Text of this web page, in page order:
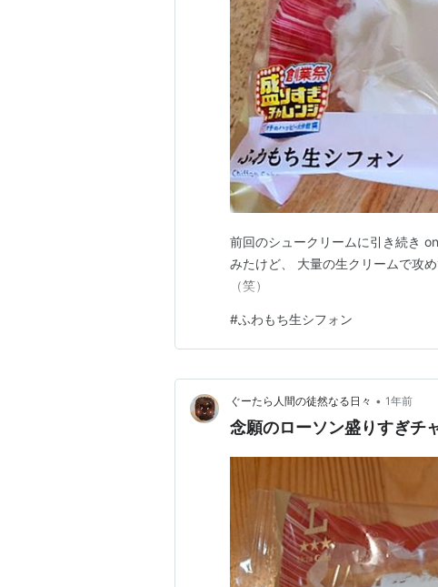
前回のシュークリームに引き続き
みたけど、 大量の生クリームで攻
（笑）
#ふわもち生シフォン
ぐーたら人間の徒然なる日々 • 1年前
念願のローソン盛りすぎチ